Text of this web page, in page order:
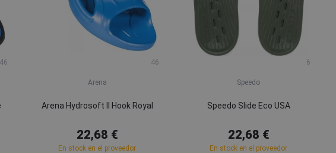
46 46
Arena
Arena Hydrosoft II Hook Royal
22,68 €
En stock en el proveedor
6
Speedo
Speedo Slide Eco USA
22,68 €
En stock en el proveedor